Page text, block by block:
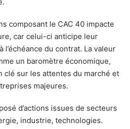
composant le CAC 40 impacte
car celui-ci anticipe leur
du contrat. La valeur
un baromètre économique,
clé sur les attentes du marché et
majeures.
d’actions issues de secteurs
industrie, technologies.